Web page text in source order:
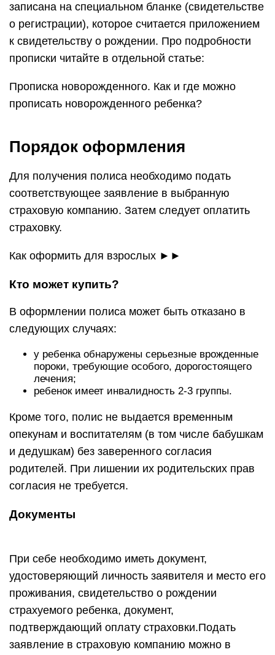
записана на специальном бланке (свидетельстве
о регистрации), которое считается приложением
к свидетельству о рождении. Про подробности
прописки читайте в отдельной статье:
Прописка новорожденного. Как и где можно
прописать новорожденного ребенка?
Порядок оформления
Для получения полиса необходимо подать
соответствующее заявление в выбранную
страховую компанию. Затем следует оплатить
страховку.
Как оформить для взрослых ►►
Кто может купить?
В оформлении полиса может быть отказано в
следующих случаях:
у ребенка обнаружены серьезные врожденные
пороки, требующие особого, дорогостоящего
лечения;
ребенок имеет инвалидность 2-3 группы.
Кроме того, полис не выдается временным
опекунам и воспитателям (в том числе бабушкам
и дедушкам) без заверенного согласия
родителей. При лишении их родительских прав
согласия не требуется.
Документы
При себе необходимо иметь документ,
удостоверяющий личность заявителя и место его
проживания, свидетельство о рождении
страхуемого ребенка, документ,
подтверждающий оплату страховки.Подать
заявление в страховую компанию можно в